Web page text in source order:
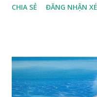
đuôi trắng (Lamproptera
Happy Việt Nam 2024
CHIA SẺ ĐĂNG NHẬN